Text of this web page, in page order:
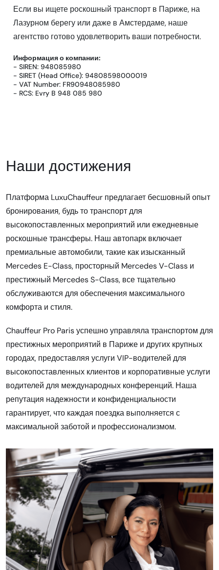
Если вы ищете роскошный транспорт в Париже, на
Лазурном берегу или даже в Амстердаме, наше
агентство готово удовлетворить ваши потребности.
Информация о компании:
- SIREN: 948085980
- SIRET (Head Office): 94808598000019
- VAT Number: FR90948085980
- RCS: Evry B 948 085 980
Наши достижения
Платформа LuxuChauffeur предлагает бесшовный опыт
бронирования, будь то транспорт для
высокопоставленных мероприятий или ежедневные
роскошные трансферы. Наш автопарк включает
премиальные автомобили, такие как изысканный
Mercedes E-Class, просторный Mercedes V-Class и
престижный Mercedes S-Class, все тщательно
обслуживаются для обеспечения максимального
комфорта и стиля.
Chauffeur Pro Paris успешно управляла транспортом для
престижных мероприятий в Париже и других крупных
городах, предоставляя услуги VIP-водителей для
высокопоставленных клиентов и корпоративные услуги
водителей для международных конференций. Наша
репутация надежности и конфиденциальности
гарантирует, что каждая поездка выполняется с
максимальной заботой и профессионализмом.